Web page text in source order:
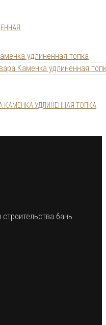
КАМЕНКА УДЛИНЕННАЯ ТОПКА
бань